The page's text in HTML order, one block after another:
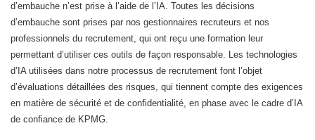
d’embauche n’est prise à l’aide de l’IA. Toutes les décisions
d’embauche sont prises par nos gestionnaires recruteurs et nos
professionnels du recrutement, qui ont reçu une formation leur
permettant d’utiliser ces outils de façon responsable. Les technologies
d’IA utilisées dans notre processus de recrutement font l’objet
d’évaluations détaillées des risques, qui tiennent compte des exigences
en matière de sécurité et de confidentialité, en phase avec le cadre d’IA
de confiance de KPMG.